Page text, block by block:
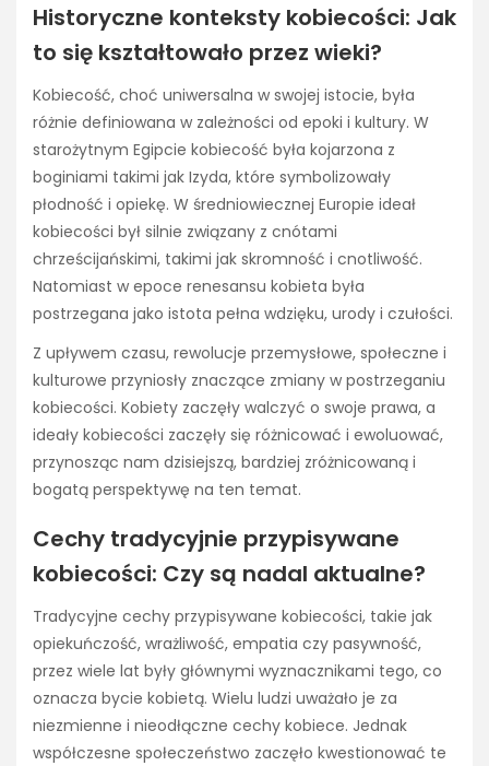
Historyczne konteksty kobiecości: Jak
to się kształtowało przez wieki?
Kobiecość, choć uniwersalna w swojej istocie, była
różnie definiowana w zależności od epoki i kultury. W
starożytnym Egipcie kobiecość była kojarzona z
boginiami takimi jak Izyda, które symbolizowały
płodność i opiekę. W średniowiecznej Europie ideał
kobiecości był silnie związany z cnótami
chrześcijańskimi, takimi jak skromność i cnotliwość.
Natomiast w epoce renesansu kobieta była
postrzegana jako istota pełna wdzięku, urody i czułości.
Z upływem czasu, rewolucje przemysłowe, społeczne i
kulturowe przyniosły znaczące zmiany w postrzeganiu
kobiecości. Kobiety zaczęły walczyć o swoje prawa, a
ideały kobiecości zaczęły się różnicować i ewoluować,
przynosząc nam dzisiejszą, bardziej zróżnicowaną i
bogatą perspektywę na ten temat.
Cechy tradycyjnie przypisywane
kobiecości: Czy są nadal aktualne?
Tradycyjne cechy przypisywane kobiecości, takie jak
opiekuńczość, wrażliwość, empatia czy pasywność,
przez wiele lat były głównymi wyznacznikami tego, co
oznacza bycie kobietą. Wielu ludzi uważało je za
niezmienne i nieodłączne cechy kobiece. Jednak
współczesne społeczeństwo zaczęło kwestionować te